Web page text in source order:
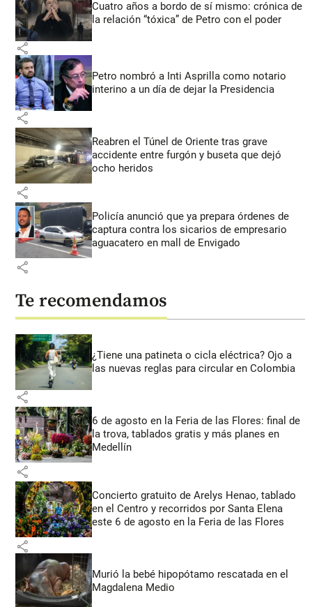
Cuatro años a bordo de sí mismo: crónica de
la relación “tóxica” de Petro con el poder
share
Petro nombró a Inti Asprilla como notario
interino a un día de dejar la Presidencia
share
Reabren el Túnel de Oriente tras grave
accidente entre furgón y buseta que dejó
ocho heridos
share
Policía anunció que ya prepara órdenes de
captura contra los sicarios de empresario
aguacatero en mall de Envigado
share
Te recomendamos
¿Tiene una patineta o cicla eléctrica? Ojo a
las nuevas reglas para circular en Colombia
share
6 de agosto en la Feria de las Flores: final de
la trova, tablados gratis y más planes en
Medellín
share
Concierto gratuito de Arelys Henao, tablado
en el Centro y recorridos por Santa Elena
este 6 de agosto en la Feria de las Flores
share
Murió la bebé hipopótamo rescatada en el
Magdalena Medio